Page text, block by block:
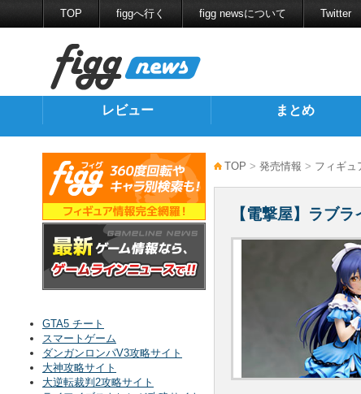
TOP figgへ行く figg newsについて Twitter
レビュー まとめ
TOP > 発売情報 > フィギュ
【電撃屋】ラブ
GTA5 チート
スマートゲーム
ダンガンロンパV3攻略サイト
大神攻略サイト
大逆転裁判2攻略サイト